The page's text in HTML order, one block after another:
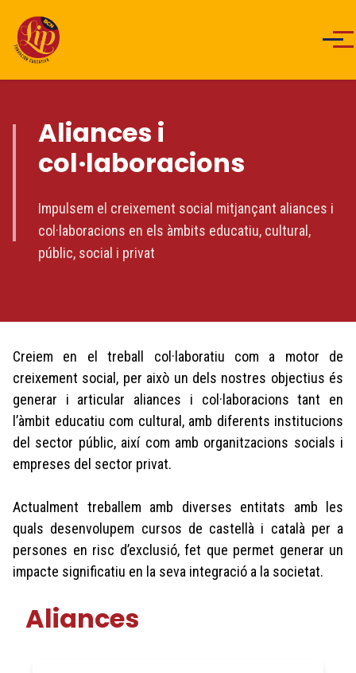
Aliances i
col·laboracions
Impulsem el creixement social mitjançant aliances i
col·laboracions en els àmbits educatiu, cultural,
públic, social i privat
Creiem en el treball col·laboratiu com a motor de
creixement social, per això un dels nostres objectius és
generar i articular aliances i col·laboracions tant en
l’àmbit educatiu com cultural, amb diferents institucions
del sector públic, així com amb organitzacions socials i
empreses del sector privat.
Actualment treballem amb diverses entitats amb les
quals desenvolupem cursos de castellà i català per a
persones en risc d’exclusió, fet que permet generar un
impacte significatiu en la seva integració a la societat.
Aliances